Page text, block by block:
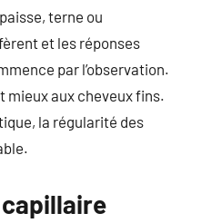
terne ou
et les réponses
par l’observation.
mieux aux cheveux fins.
la régularité des